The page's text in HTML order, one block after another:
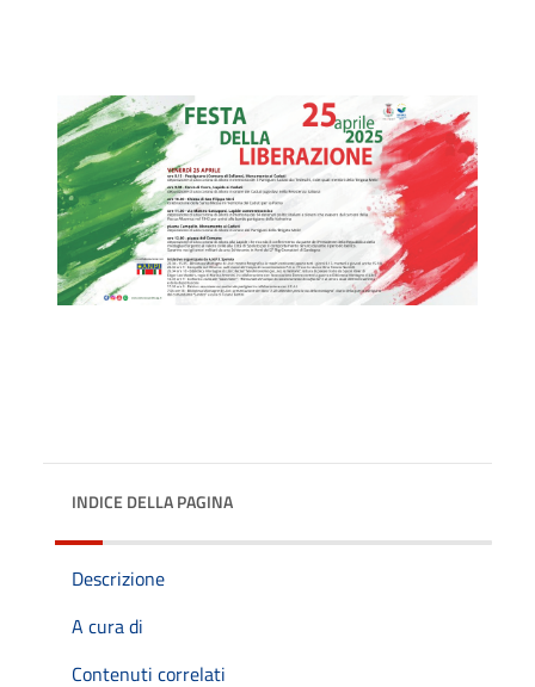
INDICE DELLA PAGINA
Descrizione
A cura di
Contenuti correlati